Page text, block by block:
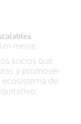
mente.
socios que
y promover
de